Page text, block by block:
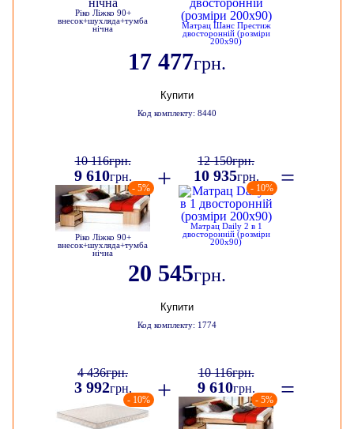
Ріко Ліжко 90+
внесок+шухляда+тумба
нічна
Матрац Шанс Престиж
двосторонній (розміри
200х90)
17 477грн.
Купити
Код комплекту: 8440
10 116грн.
9 610грн.
- 5%
Ріко Ліжко 90+
внесок+шухляда+тумба
нічна
+
12 150грн.
10 935грн.
- 10%
Матрац Daily 2 в 1
двосторонній (розміри
200х90)
=
20 545грн.
Купити
Код комплекту: 1774
4 436грн.
3 992грн.
- 10% +
10 116грн.
9 610грн.
- 5% =